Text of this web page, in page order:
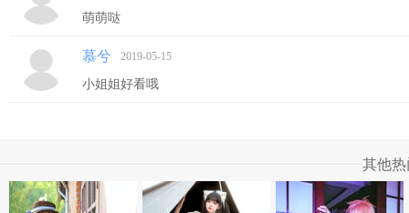
萌萌哒
慕兮 2019-05-15
小姐姐好看哦
其他